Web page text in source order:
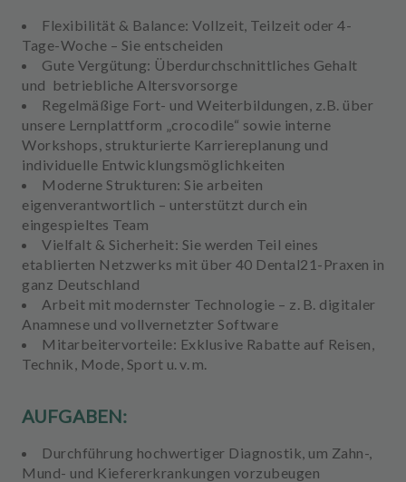
Flexibilität & Balance: Vollzeit, Teilzeit oder 4-
Tage-Woche – Sie entscheiden
Gute Vergütung: Überdurchschnittliches Gehalt
und betriebliche Altersvorsorge
Regelmäßige Fort- und Weiterbildungen, z.B. über
unsere Lernplattform „crocodile“ sowie interne
Workshops, strukturierte Karriereplanung und
individuelle Entwicklungsmöglichkeiten
Moderne Strukturen: Sie arbeiten
eigenverantwortlich – unterstützt durch ein
eingespieltes Team
Vielfalt & Sicherheit: Sie werden Teil eines
etablierten Netzwerks mit über 40 Dental21-Praxen in
ganz Deutschland
Arbeit mit modernster Technologie – z. B. digitaler
Anamnese und vollvernetzter Software
Mitarbeitervorteile: Exklusive Rabatte auf Reisen,
Technik, Mode, Sport u. v. m.
AUFGABEN:
Durchführung hochwertiger Diagnostik, um Zahn-,
Mund- und Kiefererkrankungen vorzubeugen